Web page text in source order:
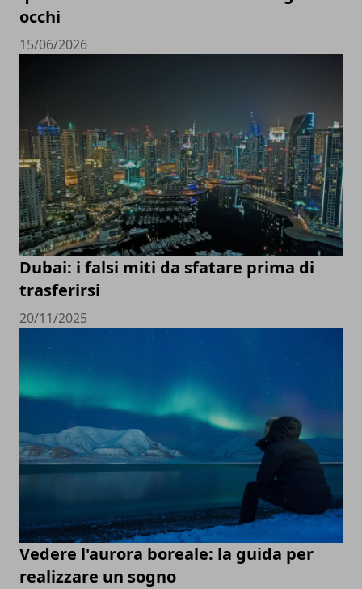
occhi
15/06/2026
Dubai: i falsi miti da sfatare prima di
trasferirsi
20/11/2025
Vedere l'aurora boreale: la guida per
realizzare un sogno